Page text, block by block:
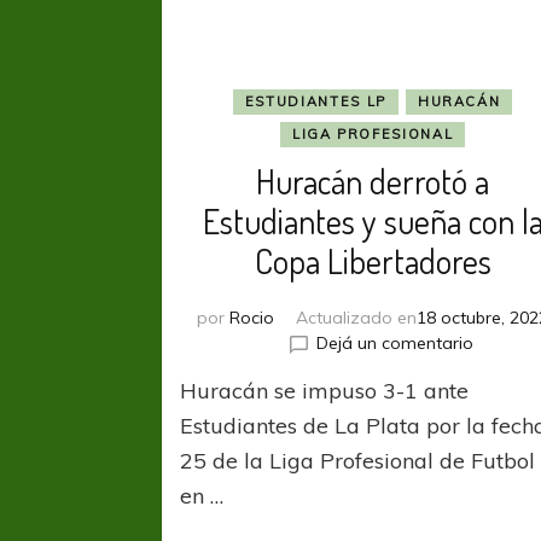
ESTUDIANTES LP
HURACÁN
LIGA PROFESIONAL
Huracán derrotó a
Estudiantes y sueña con la
Copa Libertadores
porRocio Actualizado en18 octubre,
Dejá un comentario
a
y
Huracán se impuso 3-1 ante
Estudiantes de La Plata por la
25 de la Liga Profesional de Futbol
en …